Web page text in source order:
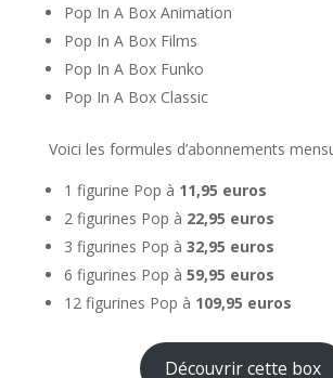
Pop In A Box Animation
Pop In A Box Films
Pop In A Box Funko
Pop In A Box Classic
Voici les formules d’abonnements
1 figurine Pop à 11,95 euros
2 figurines Pop à 22,95 euros
3 figurines Pop à 32,95 euros
6 figurines Pop à 59,95 euros
12 figurines Pop à 109,95 euros
Découvrir cette box